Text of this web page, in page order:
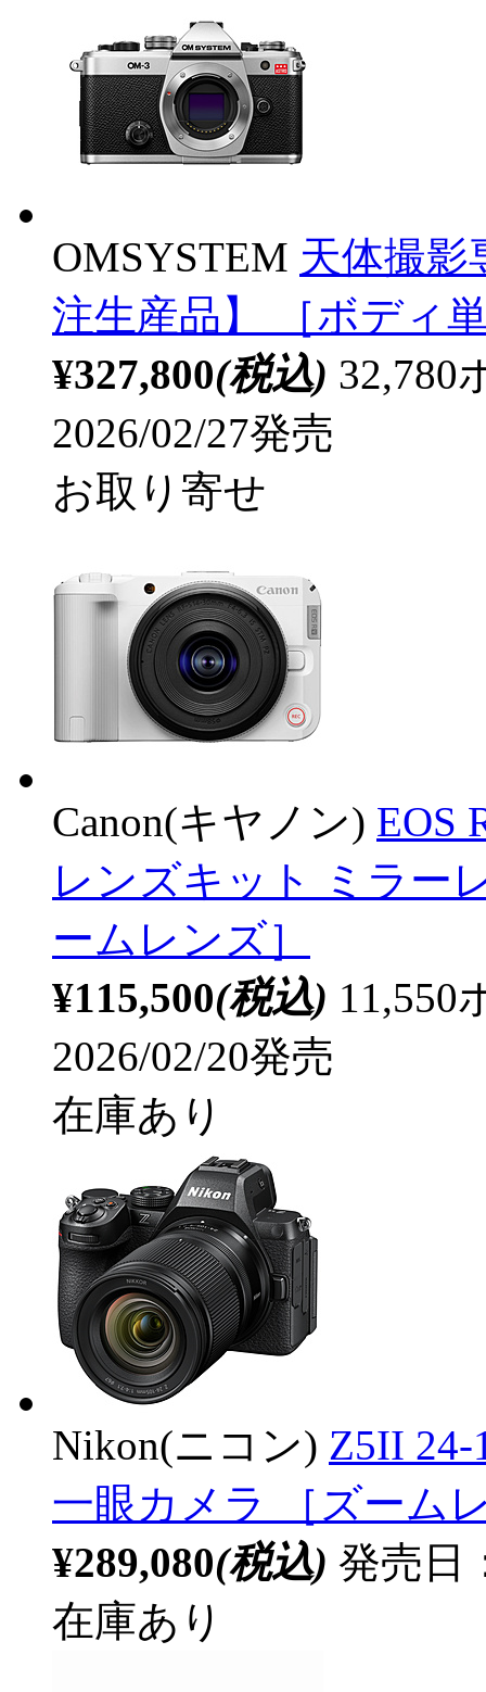
OMSYSTEM 天体撮影
注生産品】 ［ボディ
¥327,800(税込) 32,780
2026/02/27発売
お取り寄せ
Canon(キヤノン) EOS
レンズキット ミラー
ームレンズ］
¥115,500(税込) 11,550
2026/02/20発売
在庫あり
Nikon(ニコン) Z5II
一眼カメラ ［ズーム
¥289,080(税込) 発売日
在庫あり